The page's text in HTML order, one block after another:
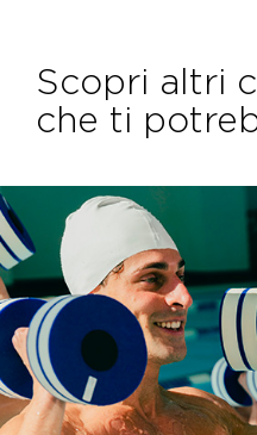
Scopri altri
che ti